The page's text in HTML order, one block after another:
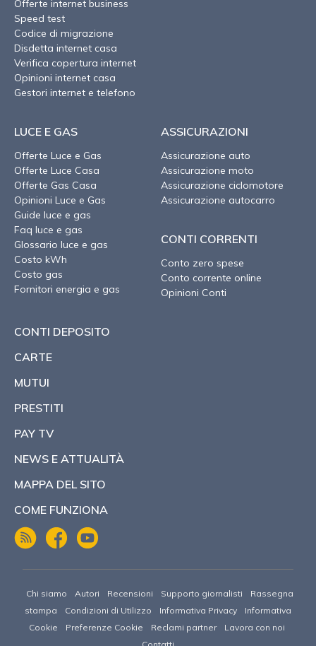
Offerte internet business
Speed test
Codice di migrazione
Disdetta internet casa
Verifica copertura internet
Opinioni internet casa
Gestori internet e telefono
LUCE E GAS
Offerte Luce e Gas
Offerte Luce Casa
Offerte Gas Casa
Opinioni Luce e Gas
Guide luce e gas
Faq luce e gas
Glossario luce e gas
Costo kWh
Costo gas
Fornitori energia e gas
ASSICURAZIONI
Assicurazione auto
Assicurazione moto
Assicurazione ciclomotore
Assicurazione autocarro
CONTI CORRENTI
Conto zero spese
Conto corrente online
Opinioni Conti
CONTI DEPOSITO
CARTE
MUTUI
PRESTITI
PAY TV
NEWS E ATTUALITÀ
MAPPA DEL SITO
COME FUNZIONA
Chi siamo Autori Recensioni Supporto giornalisti
Rassegna
stampa
Condizioni di Utilizzo Informativa Privacy
Informativa
Cookie
Preferenze Cookie Reclami partner
Lavora con noi